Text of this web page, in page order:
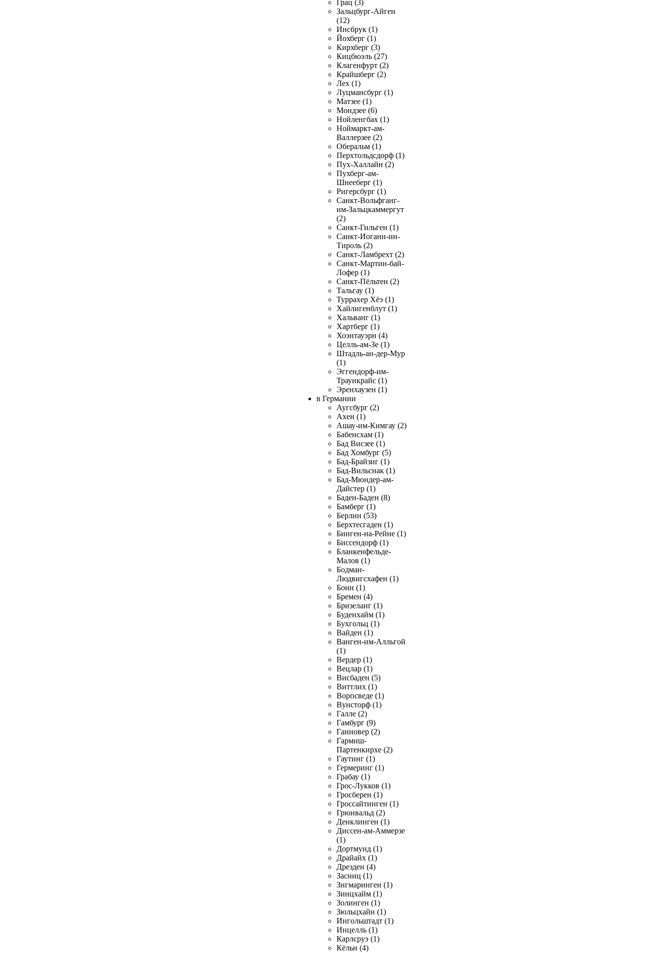
Грац (3)
Зальцбург-Айген
(12)
Инсбрук (1)
Йохберг (1)
Кирхберг (3)
Кицбюэль (27)
Клагенфурт (2)
Крайшберг (2)
Лех (1)
Луцмансбург (1)
Матзее (1)
Мондзее (6)
Нойленгбах (1)
Ноймаркт-ам-
Валлерзее (2)
Оберальм (1)
Перхтольдсдорф (1)
Пух-Халлайн (2)
Пухберг-ам-
Шнееберг (1)
Ригерсбург (1)
Санкт-Вольфганг-
им-Зальцкаммергут
(2)
Санкт-Гильген (1)
Санкт-Иоганн-ин-
Тироль (2)
Санкт-Ламбрехт (2)
Санкт-Мартин-бай-
Лофер (1)
Санкт-Пёльтен (2)
Тальгау (1)
Туррахер Хёэ (1)
Хайлигенблут (1)
Хальванг (1)
Хартберг (1)
Хоэнтауэрн (4)
Целль-ам-Зе (1)
Штадль-ан-дер-Мур
(1)
Эггендорф-им-
Траункрайс (1)
Эренхаузен (1)
в Германии
Аугсбург (2)
Ахен (1)
Ашау-им-Кимгау (2)
Бабенсхам (1)
Бад Висзее (1)
Бад Хомбург (5)
Бад-Брайзиг (1)
Бад-Вильснак (1)
Бад-Мюндер-ам-
Дайстер (1)
Баден-Баден (8)
Бамберг (1)
Берлин (53)
Берхтесгаден (1)
Бинген-на-Рейне (1)
Биссендорф (1)
Бланкенфельде-
Малов (1)
Бодман-
Людвигсхафен (1)
Бонн (1)
Бремен (4)
Бризеланг (1)
Буденхайм (1)
Бухгольц (1)
Вайден (1)
Ванген-им-Алльгой
(1)
Вердер (1)
Вецлар (1)
Висбаден (5)
Виттлих (1)
Ворпсведе (1)
Вунсторф (1)
Галле (2)
Гамбург (9)
Ганновер (2)
Гармиш-
Партенкирхе (2)
Гаутинг (1)
Гермеринг (1)
Грабау (1)
Грос-Лукков (1)
Гросберен (1)
Гроссайтинген (1)
Грюнвальд (2)
Денклинген (1)
Диссен-ам-Аммерзе
(1)
Дортмунд (1)
Драйайх (1)
Дрезден (4)
Засниц (1)
Зигмаринген (1)
Зинцхайм (1)
Золинген (1)
Зюльцхайн (1)
Ингольштадт (1)
Инцелль (1)
Карлсруэ (1)
Кёльн (4)